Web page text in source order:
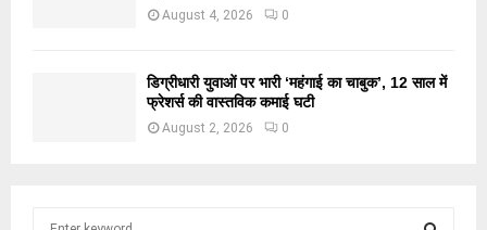
August 4, 2026 0
डिग्रीधारी युवाओं पर भारी ‘महंगाई का चाबुक’, 12 साल में
फ्रेशर्स की वास्तविक कमाई घटी
August 2, 2026 0